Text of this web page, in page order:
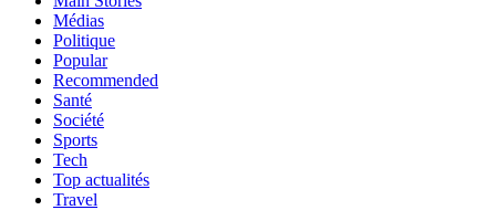
Médias
Politique
Popular
Recommended
Santé
Société
Sports
Tech
Top actualités
Travel